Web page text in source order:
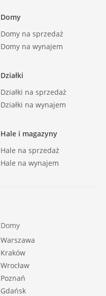
połączony z
|
|
Domy
Domy na sprzedaż
Domy na wynajem
Działki
Działki na sprzedaż
Działki na wynajem
Hale i magazyny
Hale na sprzedaż
Hale na wynajem
Domy
Warszawa
Kraków
Wrocław
Poznań
Gdańsk